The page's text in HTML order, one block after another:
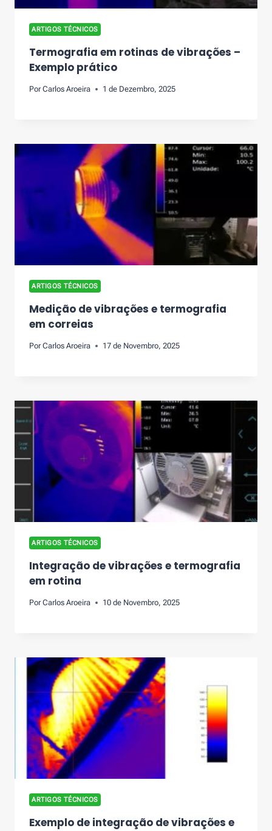
ARTIGOS TÉCNICOS
Termografia em rotinas de vibrações –
Exemplo prático
Por Carlos Aroeira 1 de Dezembro, 2025
ARTIGOS TÉCNICOS
Medição de vibrações e termografia
em correias
Por Carlos Aroeira 17 de Novembro, 2025
ARTIGOS TÉCNICOS
Integração de vibrações e termografia
em rotina
Por Carlos Aroeira 10 de Novembro, 2025
ARTIGOS TÉCNICOS
Exemplo de integração de vibrações e